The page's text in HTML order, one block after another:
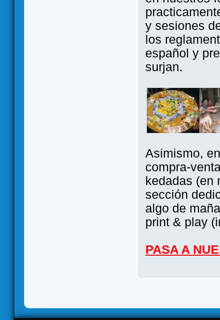
y sesiones
los
español y
surjan.
Asimismo,
compra-
kedadas (en
sección
algo de
print & play
PASA A